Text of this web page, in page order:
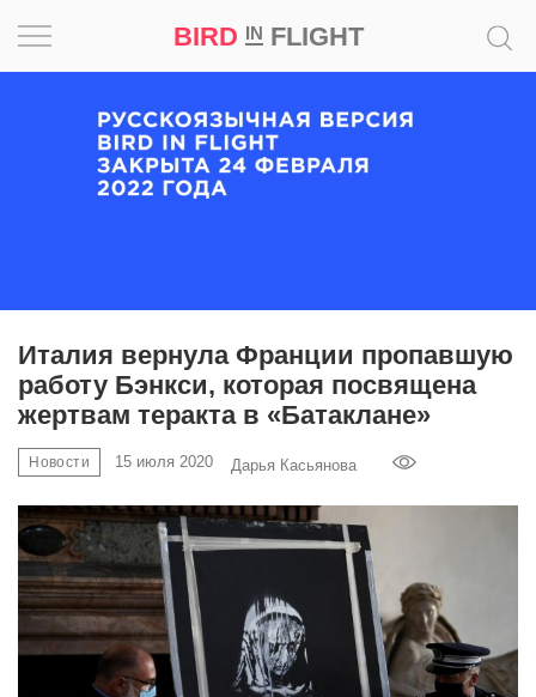
BIRD INFLIGHT
Италия вернула Франции пропавшую
работу Бэнкси, которая посвящена
жертвам теракта в «Батаклане»
Новости 15 июля 2020 Дарья Касьянова